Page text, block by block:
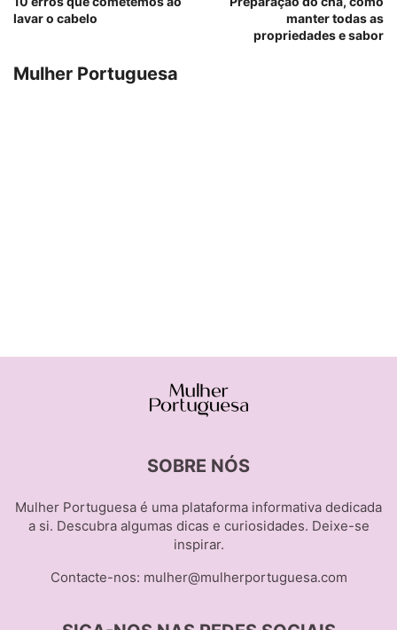
lavar o cabelo
manter todas as
propriedades e sabor
Mulher Portuguesa
SOBRE NÓS
Mulher Portuguesa é uma plataforma informativa dedicada
a si. Descubra algumas dicas e curiosidades. Deixe-se
inspirar.
Contacte-nos: mulher@mulherportuguesa.com